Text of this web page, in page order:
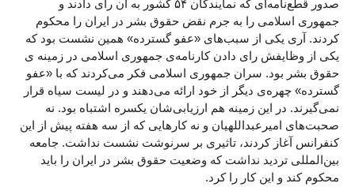
صدور قطع‌نامه‌ای که نمایندگان ۵۴ کشور به آن رای دادند و
جمهوری اسلامی را به جرم نقض حقوق بشر در ایران را محکوم
کردند. آری یکی از سبب‌های «عفو گسترده» همین نشست بود که
یکی از وظایفش رای دادن کارنامه‌ی جمهوری اسلامی در زمینه ی
حقوق بشر بود. سران جمهوری اسلامی فکر می‌کردند که با «عفو
گسترده» چهره‌ی دیگر از خود ارائه می‌دهند و در لیست سیاه قرار
نمی‌گیرند. در این زمینه هم ارزیابی‌شان یکسره اشتباه بود. نه
صحبت‌های امیرعبداللهیان و نه کارهایی که از سه هفته پیش از این
کنفرانس آغاز کردند، تاثیری بر سرنوشت نشست نداشت. جامعه
بین‌المللی تردید نداشت که وضعیت حقوق بشر در ایران را باید
محکوم کند و این کار را کرد.